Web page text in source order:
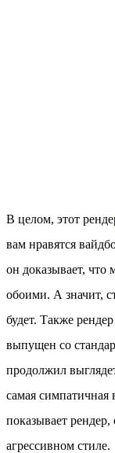
В целом, этот
вам нравятся
он доказывает, что
обоими. А значит,
будет. Также
выпущен со
продолжил
самая симпатичная
показывает
агрессивном стиле.